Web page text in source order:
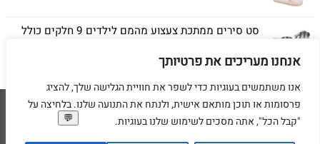
אנחנו מעריכים את פרטיותך
אנו משתמשים בעוגיות כדי לשפר את חוויית הגלישה שלך, להציג
פרסומות או תוכן מותאם אישית, ולנתח את התנועה שלנו. בלחיצה על
"קבל הכל", אתה מסכים לשימוש שלנו בעוגיות.
סט סירים ממתכת צעצוע מהמם לילדים 9 חלקים כולל
₪40
Visa
MasterCard
American
Express
Visa